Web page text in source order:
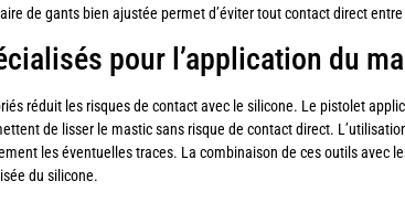
de gants bien ajustée permet d’éviter tout contact direct
pour l’application du
réduit les risques de contact avec le silicone. Le pistolet
de lisser le mastic sans risque de contact direct.
les éventuelles traces. La combinaison de ces outils avec
du silicone.